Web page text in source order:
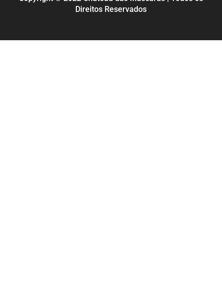
Direitos Reservados